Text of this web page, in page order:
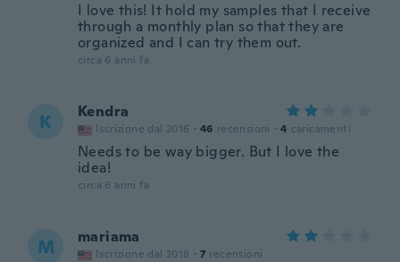
I love this! It hold my samples that I receive
through a monthly plan so that they are
organized and I can try them out.
circa 6 anni fa
K Kendra
Iscrizione dal 2016 · 46 recensioni · 4 caricamenti
Needs to be way bigger. But I love the
idea!
circa 6 anni fa
M mariama
Iscrizione dal 2018 · 7 recensioni